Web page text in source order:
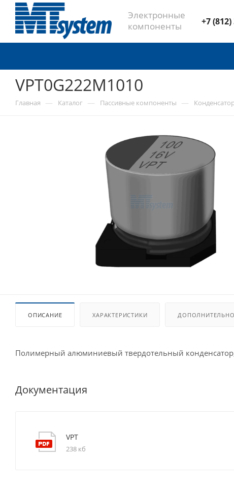
Электронные
компоненты
+7
VPT0G222M1010
Главная — Каталог — Пассивные компоненты —
ОПИСАНИЕ ХАРАКТЕРИСТИКИ ДОПОЛНИТЕЛЬНО
Полимерный алюминиевый твердотельный конденсатор,
Документация
VPT
238 кб